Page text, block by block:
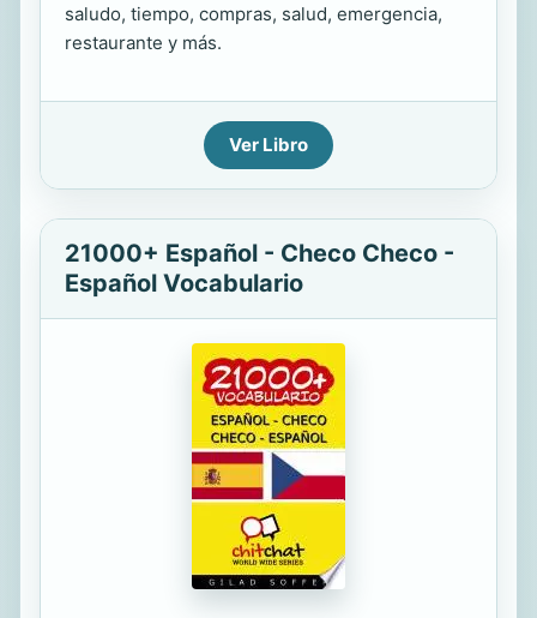
saludo, tiempo, compras, salud, emergencia,
restaurante y más.
Ver Libro
21000+ Español - Checo Checo -
Español Vocabulario